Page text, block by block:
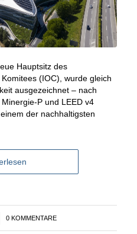
Hauptsitz des
(IOC), wurde gleich
ausgezeichnet – nach
P und LEED v4
der nachhaltigsten
0 KOMMENTARE